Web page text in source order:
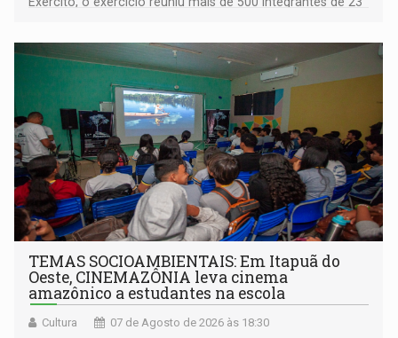
TEMAS SOCIOAMBIENTAIS: Em Itapuã do
Oeste, CINEMAZÔNIA leva cinema
amazônico a estudantes na escola
Cultura 07 de Agosto de 2026 às 18:30